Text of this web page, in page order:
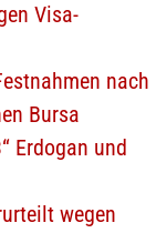
Visa-
nach
Bursa
Erdogan und
wegen